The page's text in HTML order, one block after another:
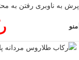
پرش به ناوبری رفتن به
منو